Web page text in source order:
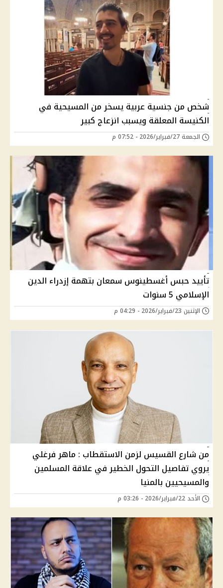
شخص من جنسية عربية يسخر من المسيحية في
الكنيسة المعلقة ويسبب انزعاج كبير
الجمعة 27/فبراير/2026 - 07:52 م
تأييد حبس أغسطينوس سمعان بتهمة إزدراء الدين
الإسلامي 5 سنوات
الإثنين 23/فبراير/2026 - 04:29 م
من شارع القسيس لزمن الاستقطاب : ماهر فرغلي
يروي تفاصيل التحول الخطير في علاقة المسلمين
والمسيحيين بالمنيا
الأحد 22/فبراير/2026 - 03:26 م